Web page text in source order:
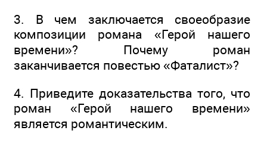
3. В чем заключается своеобразие
композиции романа «Герой нашего
времени»? Почему роман
заканчивается повестью «Фаталист»?
4. Приведите доказательства того, что
роман «Герой нашего времени»
является романтическим.